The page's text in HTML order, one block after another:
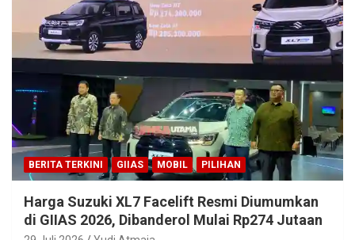
BERITA TERKINI GIIAS MOBIL PILIHAN
Harga Suzuki XL7 Facelift Resmi Diumumkan
di GIIAS 2026, Dibanderol Mulai Rp274 Jutaan